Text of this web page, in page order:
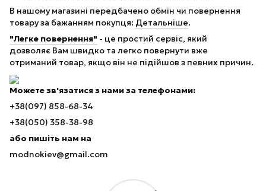
В нашому магазині передбачено обмін чи повернення
товару за бажанням покупця: Детальніше.
"Легке повернення" - це простий сервіс, який
дозволяє Вам швидко та легко повернути вже
отриманий товар, якщо він не підійшов з певних причин.
Можете зв'язатися з нами за телефонами:
+38(097) 858-68-34
+38(050) 358-38-98
або пишіть нам на
modnokiev@gmail.com